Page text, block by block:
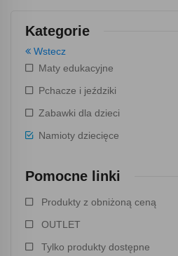
Kategorie
Wstecz
Maty edukacyjne
Pchacze i jeździki
Zabawki dla dzieci
Namioty dziecięce
Pomocne linki
Produkty z obniżoną ceną
OUTLET
Tylko produkty dostępne